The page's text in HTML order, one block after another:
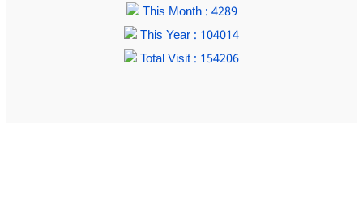
This Month : 4289
This Year : 104014
Total Visit : 154206